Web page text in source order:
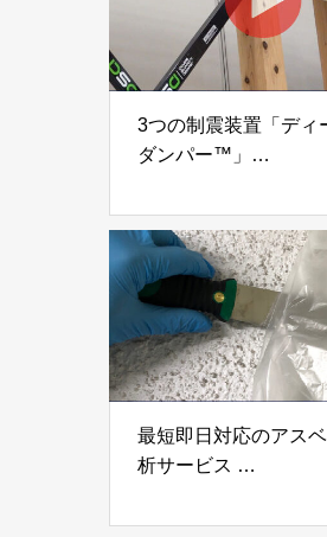
3つの制震装置「ディ
ダンパー™」
プ®」
アイディールブレー
社
最短即日対応のアス
析サービス
株式会社べスター